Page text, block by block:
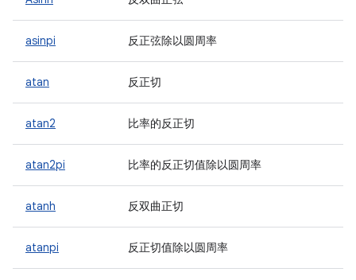
asinpi 反正弦除以圆周率
atan 反正切
atan2 比率的反正切
atan2pi 比率的反正切值除以圆周率
atanh 反双曲正切
atanpi 反正切值除以圆周率